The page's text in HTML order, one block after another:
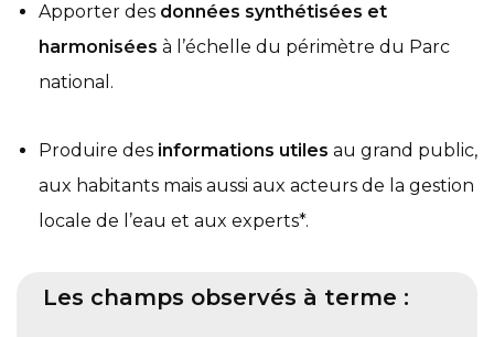
Apporter des données synthétisées et
harmonisées à l’échelle du périmètre du Parc
national.
Produire des informations utiles au grand public,
aux habitants mais aussi aux acteurs de la gestion
locale de l’eau et aux experts*.
Les champs observés à terme :